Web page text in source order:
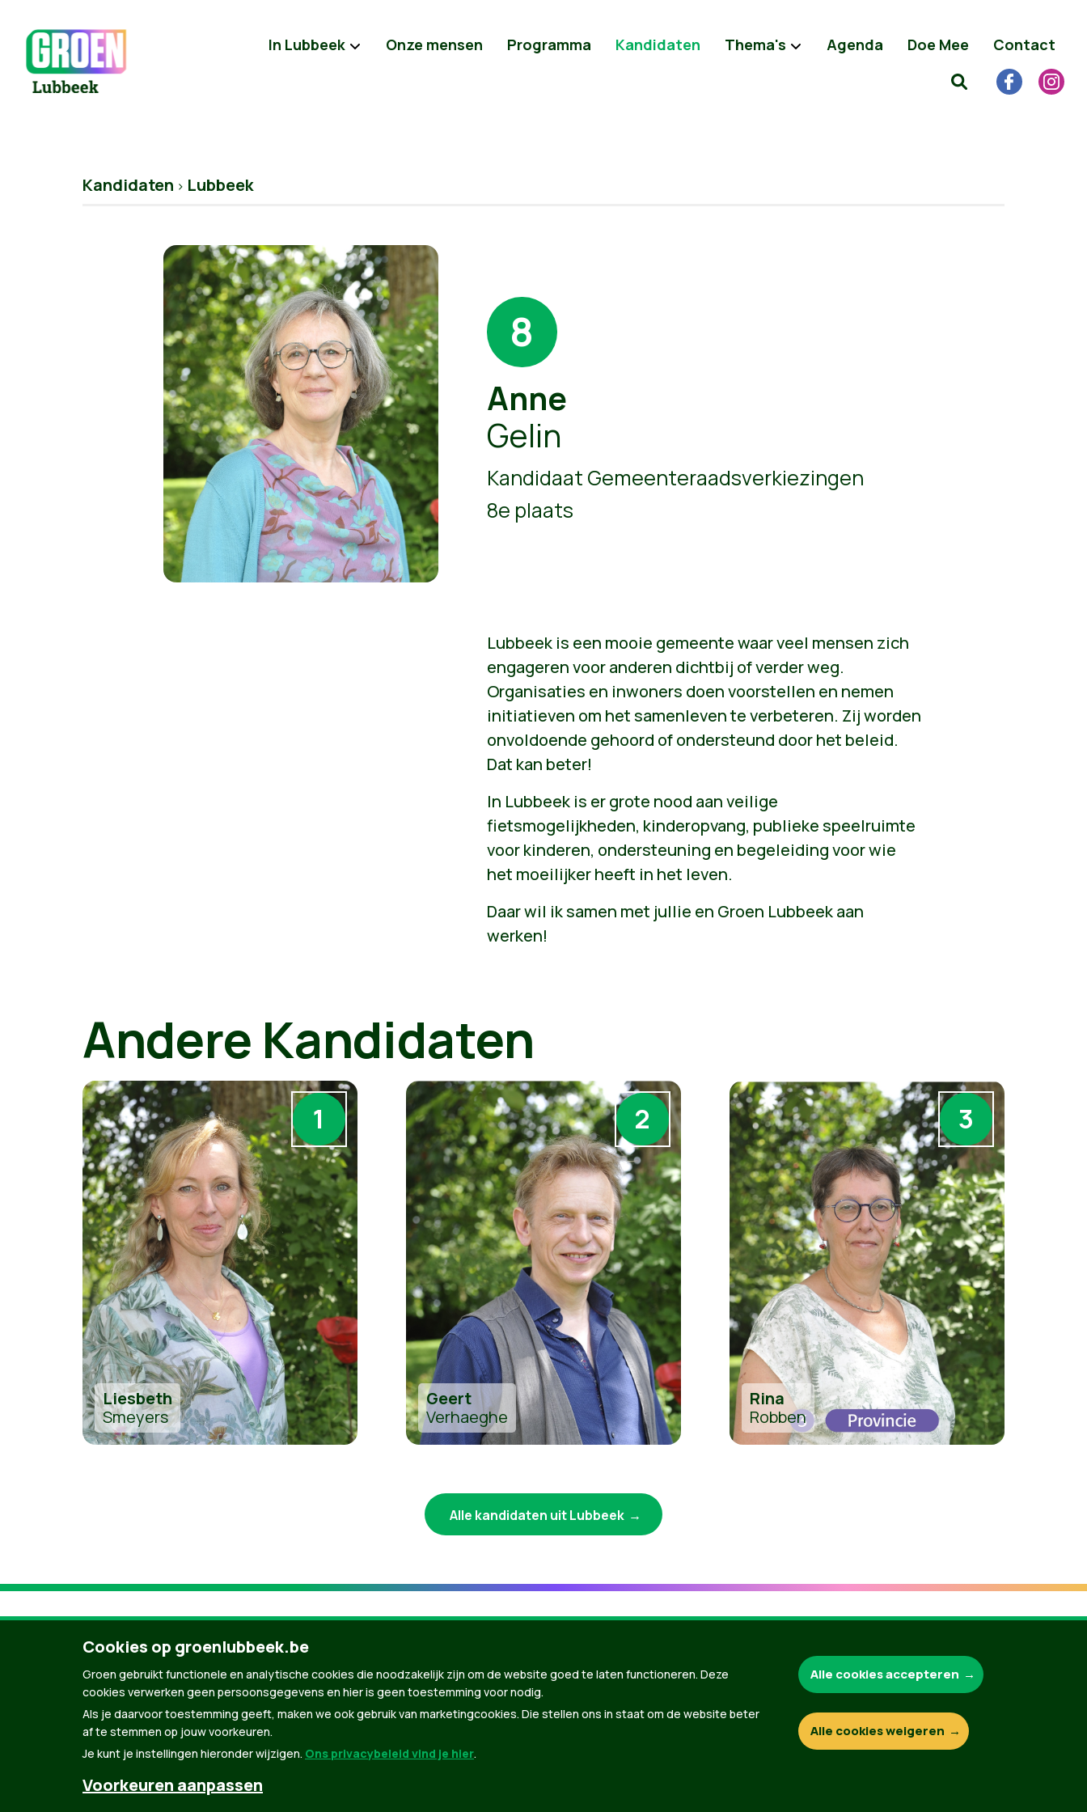
In Lubbeek Onze mensen Programma Kandidaten Thema's Agenda Doe Mee Contact
Kandidaten > Lubbeek
8
Anne
Gelin
Kandidaat Gemeenteraadsverkiezingen
8e plaats
Lubbeek is een mooie gemeente waar veel mensen zich
engageren voor anderen dichtbij of verder weg.
Organisaties en inwoners doen voorstellen en nemen
initiatieven om het samenleven te verbeteren. Zij worden
onvoldoende gehoord of ondersteund door het beleid.
Dat kan beter!
In Lubbeek is er grote nood aan veilige
fietsmogelijkheden, kinderopvang, publieke speelruimte
voor kinderen, ondersteuning en begeleiding voor wie
het moeilijker heeft in het leven.
Daar wil ik samen met jullie en Groen Lubbeek aan
werken!
Andere Kandidaten
1
Liesbeth
Smeyers
2
Geert
Verhaeghe
3
Rina
Robben
Alle kandidaten uit Lubbeek
Groen.be
© Copyright Groen 2026 | Gemaakt metNationBuilder| Gebouwd door
Cookies op groenlubbeek.be
Groen gebruikt functionele en analytische cookies die noodzakelijk zijn om de website goed te laten functioneren. Deze
cookies verwerken geen persoonsgegevens en hier is geen toestemming voor nodig.
Als je daarvoor toestemming geeft, maken we ook gebruik van marketingcookies. Die stellen ons in staat om de website beter
af te stemmen op jouw voorkeuren.
Je kunt je instellingen hieronder wijzigen. Ons privacybeleid vind je hier.
Voorkeuren aanpassen
Alle cookies accepteren
Alle cookies weigeren